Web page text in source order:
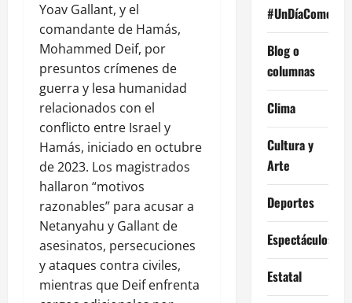
Yoav Gallant, y el
comandante de Hamás,
Mohammed Deif, por
presuntos crímenes de
guerra y lesa humanidad
relacionados con el
conflicto entre Israel y
Hamás, iniciado en octubre
de 2023. Los magistrados
hallaron “motivos
razonables” para acusar a
Netanyahu y Gallant de
asesinatos, persecuciones
y ataques contra civiles,
mientras que Deif enfrenta
#UnDíaComoHoy
Blog o
columnas
Clima
Cultura y
Arte
Deportes
Espectáculos
Estatal